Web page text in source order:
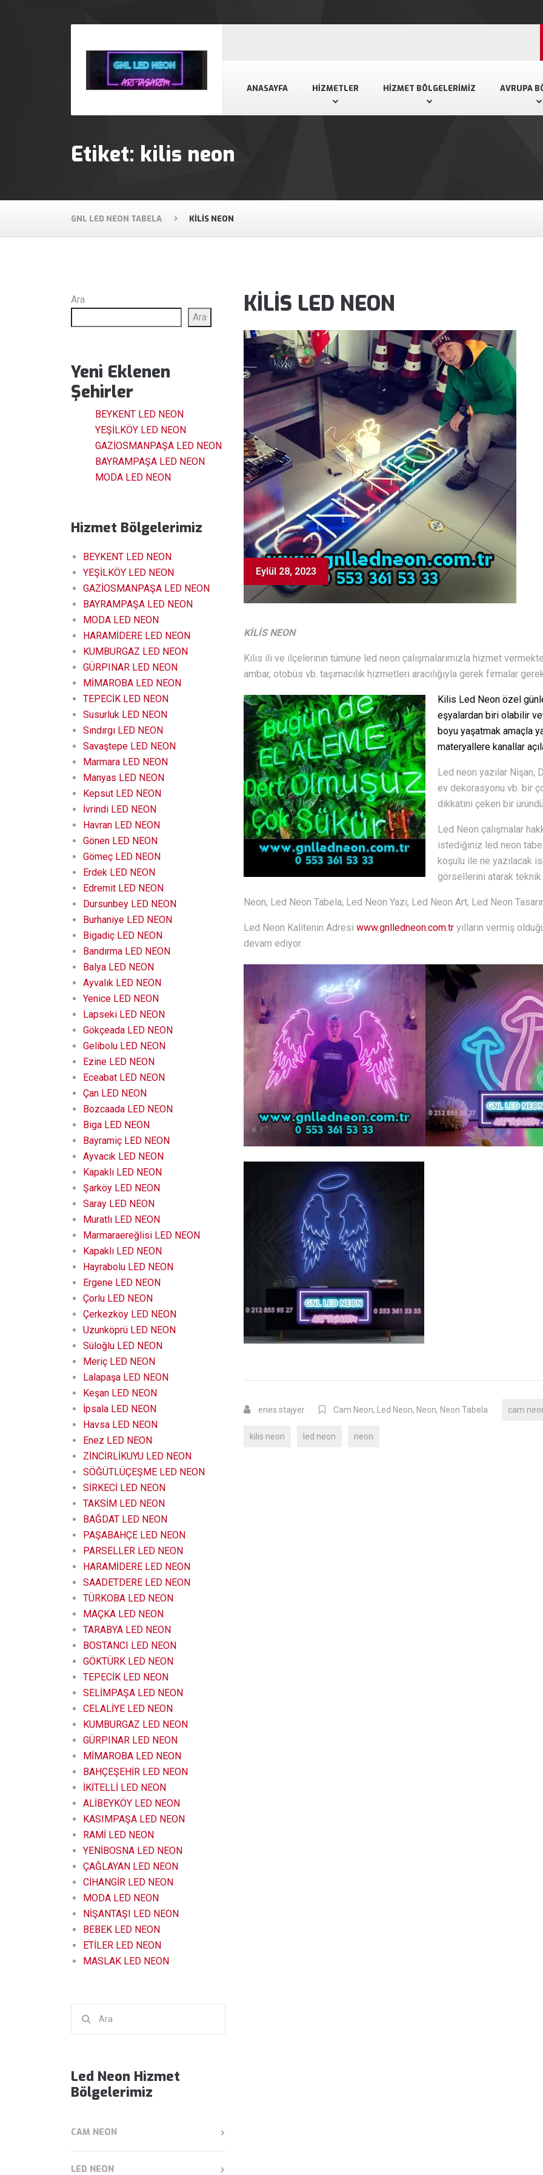
ANASAYFA HIZMETLER HIZMET BÖLGELERIMIZ AVRUPA
Etiket: kilis neon
GNL LED NEON TABELA KILIS NEON
KİLİS LED NEON
Eylül 28, 2023
KİLİS NEON
Kilis ili ve ilçelerinin tümüne led neon çalışmalarımızla hizmet
ambar, otobüs vb. taşımacılık hizmetleri aracılığıyla gerek firmalar
Kilis Led Neon özel
eşyalardan biri olabilir
boyu yaşatmak amaçla
materyallere kanallar
Led neon yazılar Nişan,
ev dekorasyonu vb. bir
dikkatini çeken bir
Led Neon çalışmalar
istediğiniz led neon
koşulu ile ne yazılacak
görsellerini atarak
Neon, Led Neon Tabela, Led Neon Yazı, Led Neon Art, Led Neon
Led Neon Kalitenin Adresi www.gnlledneon.com.tr yılların vermiş
devam ediyor.
enes stajyer Cam Neon, Led Neon, Neon, Neon Tabela cam
kilis neon led neon neon
Ara
Ara
Yeni Eklenen
Şehirler
BEYKENT LED NEON
YEŞİLKÖY LED NEON
GAZİOSMANPAŞA LED NEON
BAYRAMPAŞA LED NEON
MODA LED NEON
Hizmet Bölgelerimiz
BEYKENT LED NEON
YEŞİLKÖY LED NEON
GAZİOSMANPAŞA LED NEON
BAYRAMPAŞA LED NEON
MODA LED NEON
HARAMİDERE LED NEON
KUMBURGAZ LED NEON
GÜRPINAR LED NEON
MİMAROBA LED NEON
TEPECİK LED NEON
Susurluk LED NEON
Sındırgı LED NEON
Savaştepe LED NEON
Marmara LED NEON
Manyas LED NEON
Kepsut LED NEON
İvrindi LED NEON
Havran LED NEON
Gönen LED NEON
Gömeç LED NEON
Erdek LED NEON
Edremit LED NEON
Dursunbey LED NEON
Burhaniye LED NEON
Bigadiç LED NEON
Bandırma LED NEON
Balya LED NEON
Ayvalık LED NEON
Yenice LED NEON
Lapseki LED NEON
Gökçeada LED NEON
Gelibolu LED NEON
Ezine LED NEON
Eceabat LED NEON
Çan LED NEON
Bozcaada LED NEON
Biga LED NEON
Bayramiç LED NEON
Ayvacık LED NEON
Kapaklı LED NEON
Şarköy LED NEON
Saray LED NEON
Muratlı LED NEON
Marmaraereğlisi LED NEON
Kapaklı LED NEON
Hayrabolu LED NEON
Ergene LED NEON
Çorlu LED NEON
Çerkezköy LED NEON
Uzunköprü LED NEON
Süloğlu LED NEON
Meriç LED NEON
Lalapaşa LED NEON
Keşan LED NEON
İpsala LED NEON
Havsa LED NEON
Enez LED NEON
ZİNCİRLİKUYU LED NEON
SÖĞÜTLÜÇEŞME LED NEON
SİRKECİ LED NEON
TAKSİM LED NEON
BAĞDAT LED NEON
PAŞABAHÇE LED NEON
PARSELLER LED NEON
HARAMİDERE LED NEON
SAADETDERE LED NEON
TÜRKOBA LED NEON
MAÇKA LED NEON
TARABYA LED NEON
BOSTANCI LED NEON
GÖKTÜRK LED NEON
TEPECİK LED NEON
SELİMPAŞA LED NEON
CELALİYE LED NEON
KUMBURGAZ LED NEON
GÜRPINAR LED NEON
MİMAROBA LED NEON
BAHÇEŞEHİR LED NEON
İKİTELLİ LED NEON
ALİBEYKÖY LED NEON
KASIMPAŞA LED NEON
RAMİ LED NEON
YENİBOSNA LED NEON
ÇAĞLAYAN LED NEON
CİHANGİR LED NEON
MODA LED NEON
NİŞANTAŞI LED NEON
BEBEK LED NEON
ETİLER LED NEON
MASLAK LED NEON
Led Neon Hizmet
Bölgelerimiz
CAM NEON
LED NEON